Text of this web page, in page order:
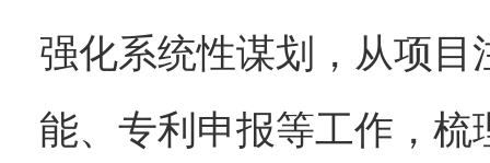
强化系统性谋划，从项
能、专利申报等工作，